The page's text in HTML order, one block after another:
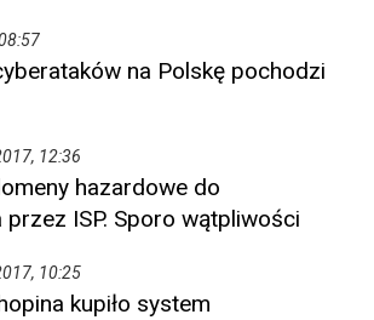
na Polskę pochodzi
12:36
hazardowe do
przez ISP. Sporo wątpliwości
10:25
kupiło system